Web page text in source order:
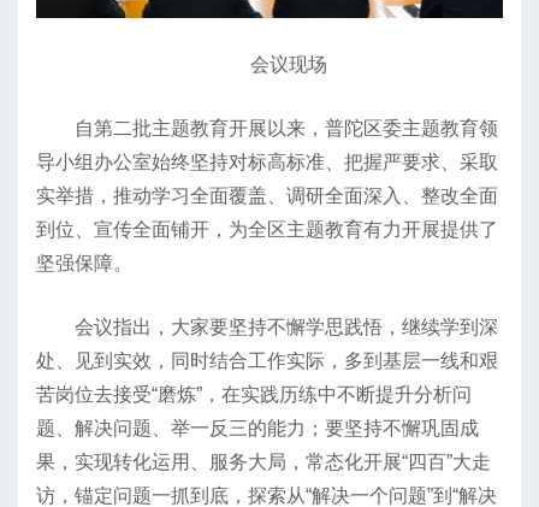
会议现场
自第二批主题教育开展以来，普陀区委主题教育领
导小组办公室始终坚持对标高标准、把握严要求、采取
实举措，推动学习全面覆盖、调研全面深入、整改全面
到位、宣传全面铺开，为全区主题教育有力开展提供了
坚强保障。
会议指出，大家要坚持不懈学思践悟，继续学到深
处、见到实效，同时结合工作实际，多到基层一线和艰
苦岗位去接受“磨炼”，在实践历练中不断提升分析问
题、解决问题、举一反三的能力；要坚持不懈巩固成
果，实现转化运用、服务大局，常态化开展“四百”大走
访，锚定问题一抓到底，探索从“解决一个问题”到“解决